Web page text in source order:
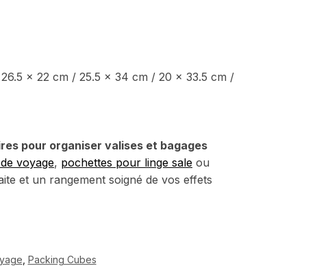
x 22 cm / 25.5 x 34 cm / 20 x 33.5 cm /
pour organiser valises et bagages
voyage, pochettes pour linge sale ou
et un rangement soigné de vos effets
Packing Cubes